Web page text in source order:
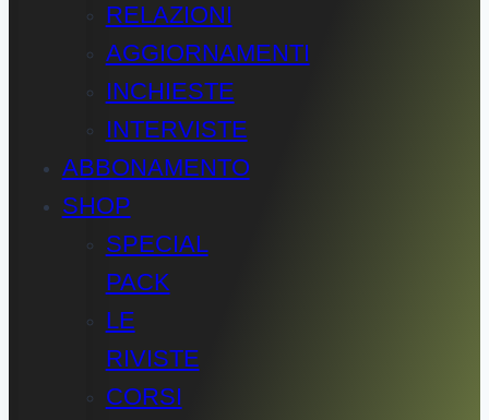
RELAZIONI
AGGIORNAMENTI
INCHIESTE
INTERVISTE
ABBONAMENTO
SHOP
SPECIAL
PACK
LE
RIVISTE
CORSI